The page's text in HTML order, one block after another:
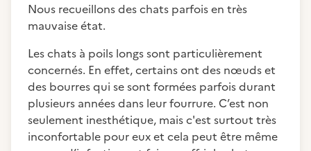
Nous recueillons des chats parfois en très
mauvaise état.
Les chats à poils longs sont particulièrement
concernés. En effet, certains ont des nœuds et
des bourres qui se sont formées parfois durant
plusieurs années dans leur fourrure. C’est non
seulement inesthétique, mais c'est surtout très
inconfortable pour eux et cela peut être même